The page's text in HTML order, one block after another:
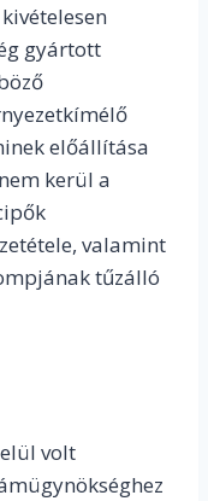
gyártott
előállítása
kerül a
valamint
tűzálló
volt